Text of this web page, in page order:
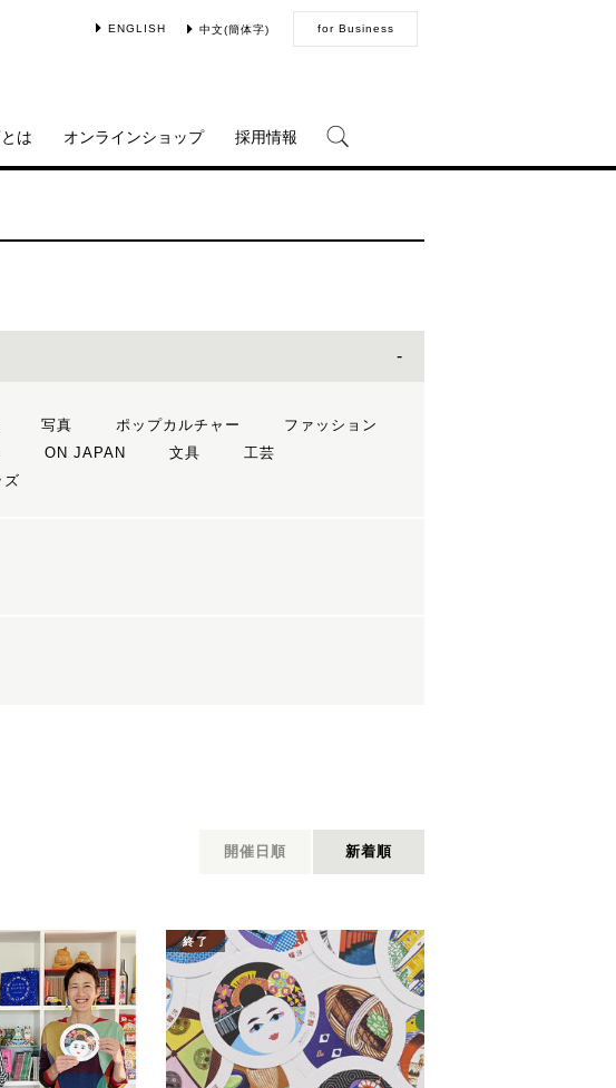
ENGLISH 中文(簡体字) for Business
は オンラインショップ 採用情報
写真 ポップカルチャー
ファッション
ON JAPAN 文具
工芸
ズ
開催日順 新着順
終了